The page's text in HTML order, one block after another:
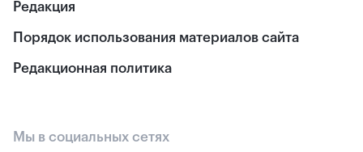
Редакция
Порядок использования материалов сайта
Редакционная политика
Мы в социальных сетях